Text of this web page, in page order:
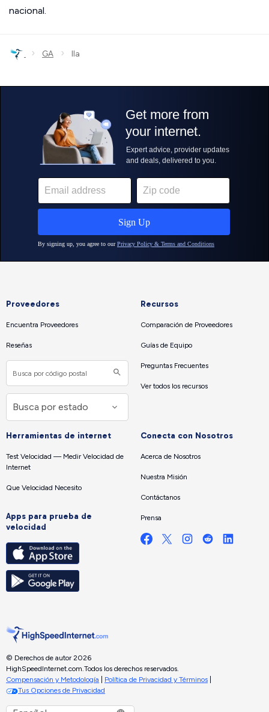
nacional.
› GA › Ila
Proveedores
Encuentra Proveedores
Reseñas
Recursos
Comparación de Proveedores
Guías de Equipo
Preguntas Frecuentes
Ver todos los recursos
Herramientas de internet
Test Velocidad — Medir Velocidad de
Internet
Que Velocidad Necesito
Apps para prueba de
velocidad
Conecta con Nosotros
Acerca de Nosotros
Nuestra Misión
Contáctanos
Prensa
© Derechos de autor 2026
HighSpeedInternet.com. Todos los derechos reservados.
Compensación y Metodología
Política de Privacidad y Términos
Tus Opciones de Privacidad